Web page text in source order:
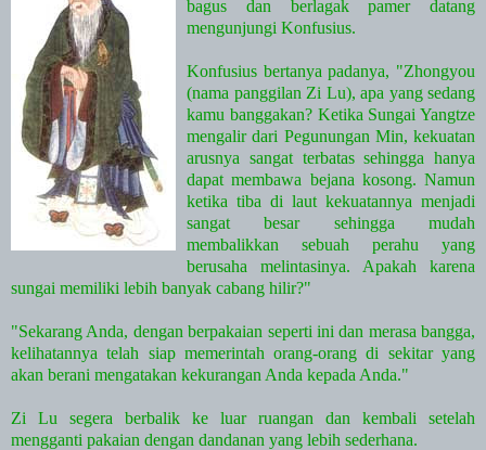
bagus dan berlagak pamer datang
mengunjungi Konfusius.
Konfusius bertanya padanya, "Zhongyou
(nama panggilan Zi Lu), apa yang sedang
kamu banggakan? Ketika Sungai Yangtze
mengalir dari Pegunungan Min, kekuatan
arusnya sangat terbatas sehingga hanya
dapat membawa bejana kosong. Namun
ketika tiba di laut kekuatannya menjadi
sangat besar sehingga mudah
membalikkan sebuah perahu yang
berusaha melintasinya. Apakah karena
sungai memiliki lebih banyak cabang hilir?"
"Sekarang Anda, dengan berpakaian seperti ini dan merasa bangga,
kelihatannya telah siap memerintah orang-orang di sekitar yang
akan berani mengatakan kekurangan Anda kepada Anda."
Zi Lu segera berbalik ke luar ruangan dan kembali setelah
mengganti pakaian dengan dandanan yang lebih sederhana.